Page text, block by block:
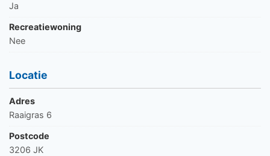
Ja
Recreatiewoning
Nee
Locatie
Adres
Raaigras 6
Postcode
3206 JK